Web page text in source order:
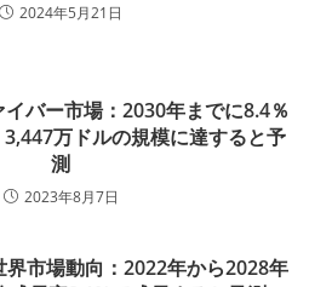
2024年5月21日
バー市場：2030年までに8.4％
万ドルの規模に達すると予
測
2023年8月7日
市場動向：2022年から2028年